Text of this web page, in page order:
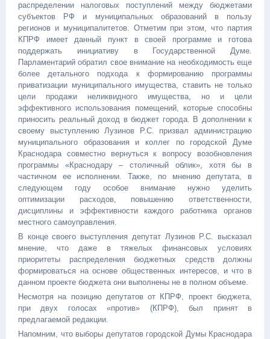
распределении налоговых поступлений между бюджетами
субъектов РФ и муниципальных образований в пользу
регионов и муниципалитетов. Отметим при этом, что партия
КПРФ имеет данный пункт в своей программе и готова
поддержать инициативу в Государственной Думе.
Парламентарий обратил свое внимание на необходимость еще
более детального подхода к формированию программы
приватизации муниципального имущества, ставить не только
цели продажи неликвидного имущества, но и цели
эффективного использования помещений, которые способны
приносить реальный доход в бюджет города. В дополнении к
своему выступлению Лузинов Р.С. призвал администрацию
муниципального образования и коллег по городской Думе
Краснодара совместно вернуться к вопросу возобновления
программы «Краснодару – столичный облик», хотя бы в
частичном ее исполнении. Также, по мнению депутата, в
следующем году особое внимание нужно уделить
оптимизации расходов, повышению ответственности,
дисциплины и эффективности каждого работника органов
местного самоуправления.
В конце своего выступления депутат Лузинов Р.С. высказал
мнение, что даже в тяжелых финансовых условиях
приоритеты распределения бюджетных средств должны
формироваться на основе общественных интересов, и что в
данном проекте бюджета они выполнены не в полном объеме.
Несмотря на позицию депутатов от КПРФ, проект бюджета,
при двух голосах «против» (КПРФ), был принят в
предлагаемой редакции.
Напомним, что выборы депутатов городской Думы Краснодара